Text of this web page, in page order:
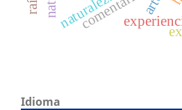
naturaleza
Idioma